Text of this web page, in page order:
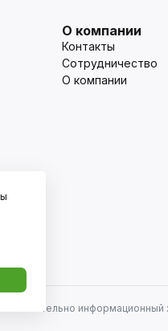
О компании
Контакты
Сотрудничество
О компании
информационный